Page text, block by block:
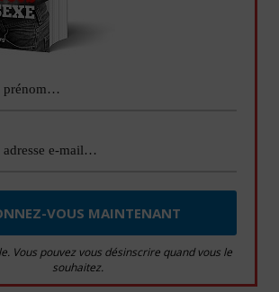
Vous pouvez vous désinscrire quand vous le
souhaitez.